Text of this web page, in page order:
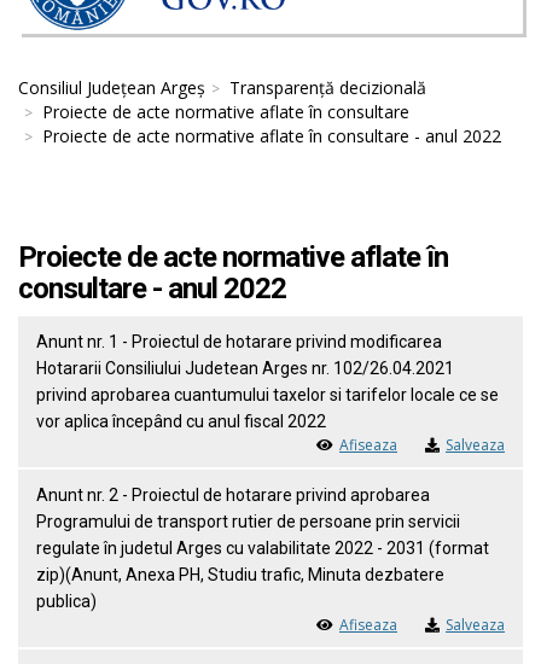
Consiliul Județean Argeș
Transparență decizională
Proiecte de acte normative aflate în consultare
Proiecte de acte normative aflate în consultare - anul 2022
Proiecte de acte normative aflate în
consultare - anul 2022
Anunt nr. 1 - Proiectul de hotarare privind modificarea
Hotararii Consiliului Judetean Arges nr. 102/26.04.2021
privind aprobarea cuantumului taxelor si tarifelor locale ce se
vor aplica începând cu anul fiscal 2022
Afiseaza Salveaza
Anunt nr. 2 - Proiectul de hotarare privind aprobarea
Programului de transport rutier de persoane prin servicii
regulate în judetul Arges cu valabilitate 2022 - 2031 (format
zip)(Anunt, Anexa PH, Studiu trafic, Minuta dezbatere
publica)
Afiseaza Salveaza